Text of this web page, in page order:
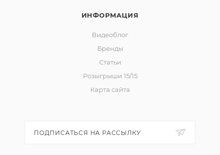
ИНФОРМАЦИЯ
Видеоблог
Бренды
Статьи
Розыгрыши 15/15
Карта сайта
ПОДПИСАТЬСЯ НА РАССЫЛКУ